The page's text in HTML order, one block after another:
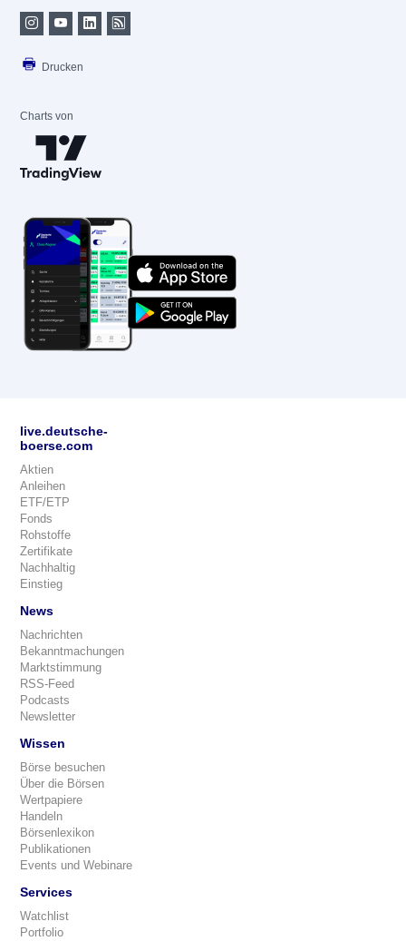
Drucken
Charts von
live.deutsche-
boerse.com
Aktien
Anleihen
ETF/ETP
Fonds
Rohstoffe
Zertifikate
Nachhaltig
Einstieg
News
Nachrichten
Bekanntmachungen
Marktstimmung
RSS-Feed
Podcasts
Newsletter
Wissen
Börse besuchen
Über die Börsen
Wertpapiere
Handeln
Börsenlexikon
Publikationen
Events und Webinare
Services
Watchlist
Portfolio